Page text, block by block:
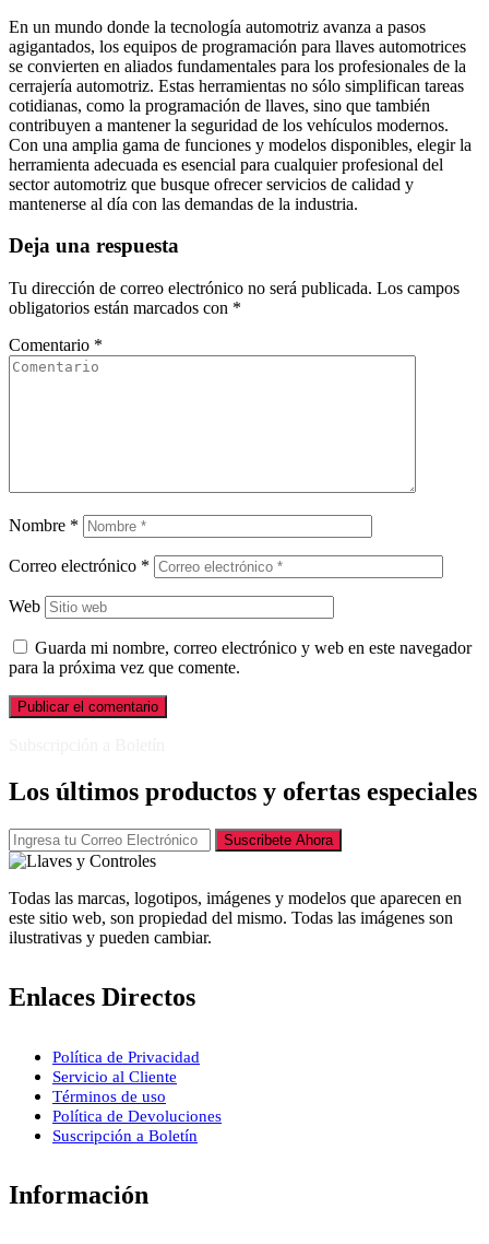
En un mundo donde la tecnología automotriz avanza a pasos
agigantados, los equipos de programación para llaves automotrices
se convierten en aliados fundamentales para los profesionales de la
cerrajería automotriz. Estas herramientas no sólo simplifican tareas
cotidianas, como la programación de llaves, sino que también
contribuyen a mantener la seguridad de los vehículos modernos.
Con una amplia gama de funciones y modelos disponibles, elegir la
herramienta adecuada es esencial para cualquier profesional del
sector automotriz que busque ofrecer servicios de calidad y
mantenerse al día con las demandas de la industria.
Deja una respuesta
Tu dirección de correo electrónico no será publicada. Los campos
obligatorios están marcados con *
Comentario *
Nombre *
Correo electrónico *
Web
Guarda mi nombre, correo electrónico y web en este navegador
para la próxima vez que comente.
Los últimos productos y ofertas especiales
Suscribete Ahora
Todas las marcas, logotipos, imágenes y modelos que aparecen en
este sitio web, son propiedad del mismo. Todas las imágenes son
ilustrativas y pueden cambiar.
Enlaces Directos
Política de Privacidad
Servicio al Cliente
Términos de uso
Política de Devoluciones
Suscripción a Boletín
Información